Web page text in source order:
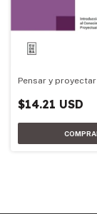
Pensar y proyectar
$14.21 USD